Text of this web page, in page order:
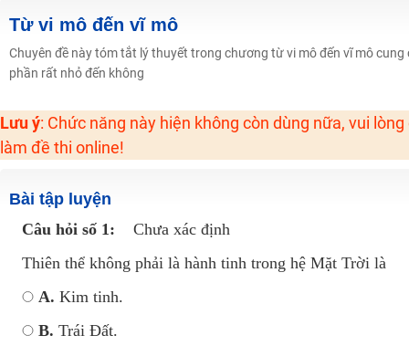
2K6! Lộ Trình Sun 2024 - Ba bước luyện thi TN THPT - ĐH ít nhất 25 điểm
Hot! Lễ hội đồng giá 449K - 499K toàn bộ khoá học tại Tuyensinh247
Khuyến Mãi Khoá Học 1K Chỉ Từ 11-13/09/2024
Khai giảng các khóa lớp 9 Toán - Lý - Hóa - Văn - Anh năm 2018
Khai giảng khóa Ngữ văn 7 - xây nền vững chắc cho tương lai!
Từ vi mô đến vĩ mô
Chuyên đề này tóm tắt lý thuyết trong chương từ vi mô đến vĩ mô
phần rất nhỏ đến không
Lưu ý: Chức năng này hiện không còn dùng nữa, vui
làm đề thi online!
Bài tập luyện
Câu hỏi số 1:
Chưa xác định
Thiên thể không phải là hành tinh trong hệ Mặt Trời là
A. Kim tinh.
B. Trái Đất.